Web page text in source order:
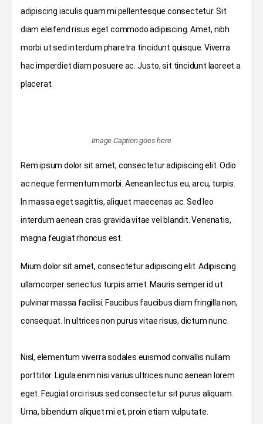
adipiscing iaculis quam mi pellentesque consectetur. Sit
diam eleifend risus eget commodo adipiscing. Amet, nibh
morbi ut sed interdum pharetra tincidunt quisque. Viverra
hac imperdiet diam posuere ac. Justo, sit tincidunt laoreet a
placerat.
Image Caption goes here
Rem ipsum dolor sit amet, consectetur adipiscing elit. Odio
ac neque fermentum morbi. Aenean lectus eu, arcu, turpis.
In massa eget sagittis, aliquet maecenas ac. Sed leo
interdum aenean cras gravida vitae vel blandit. Venenatis,
magna feugiat rhoncus est.
Mium dolor sit amet, consectetur adipiscing elit. Adipiscing
ullamcorper senectus turpis amet. Mauris semper id ut
pulvinar massa facilisi. Faucibus faucibus diam fringilla non,
consequat. In ultrices non purus vitae risus, dictum nunc.
Nisl, elementum viverra sodales euismod convallis nullam
porttitor. Ligula enim nisi varius ultrices nunc aenean lorem
eget. Feugiat orci risus sed consectetur sit purus aliquam.
Urna, bibendum aliquet mi et, proin etiam vulputate.